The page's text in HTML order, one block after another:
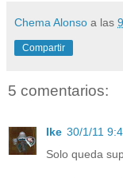
Chema Alonso a las
Compartir
5 comentarios:
Ike 30/1/11
Solo queda